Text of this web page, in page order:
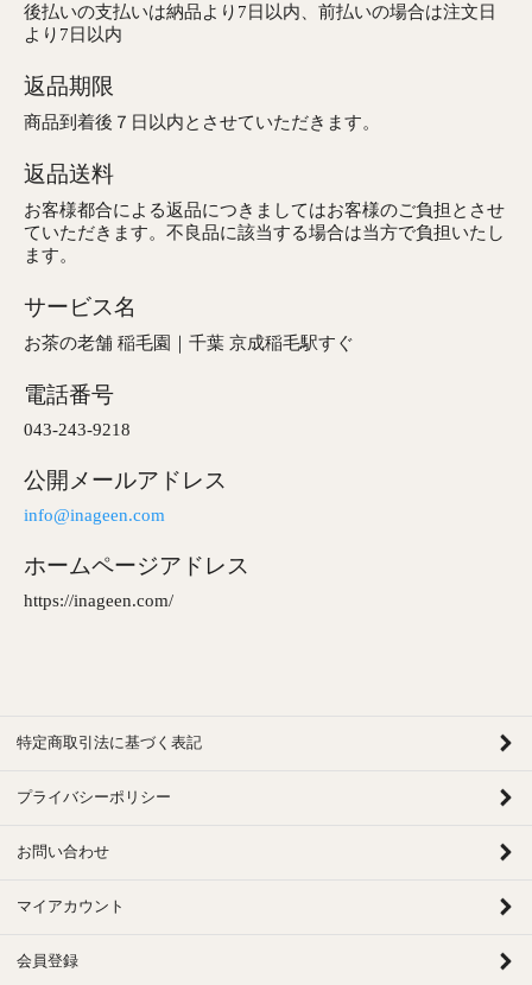
後払いの支払いは納品より7日以内、前払いの場合は注文日
より7日以内
返品期限
商品到着後７日以内とさせていただきます。
返品送料
お客様都合による返品につきましてはお客様のご負担とさせ
ていただきます。不良品に該当する場合は当方で負担いたし
ます。
サービス名
お茶の老舗 稲毛園｜千葉 京成稲毛駅すぐ
電話番号
043-243-9218
公開メールアドレス
info@inageen.com
ホームページアドレス
https://inageen.com/
特定商取引法に基づく表記
プライバシーポリシー
お問い合わせ
マイアカウント
会員登録